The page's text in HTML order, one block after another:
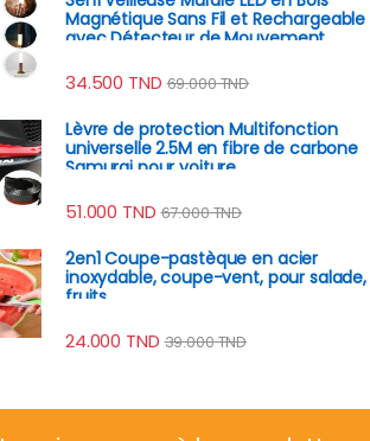
Magnétique Sans Fil et Rechargeable
avec Détecteur de Mouvement
34.500 TND 69.000TND
Lèvre de protection Multifonction
universelle 2.5M en fibre de carbone
Samurai pour voiture
51.000 TND 67.000TND
2en1 Coupe-pastèque en acier
inoxydable, coupe-vent, pour salade,
fruits
24.000 TND 39.000TND